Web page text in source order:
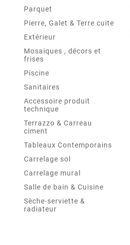
Parquet
Pierre, Galet & Terre cuite
Extérieur
Mosaiques , décors et
frises
Piscine
Sanitaires
Accessoire produit
technique
Terrazzo & Carreau
ciment
Tableaux Contemporains
Carrelage sol
Carrelage mural
Salle de bain & Cuisine
Sèche-serviette &
radiateur